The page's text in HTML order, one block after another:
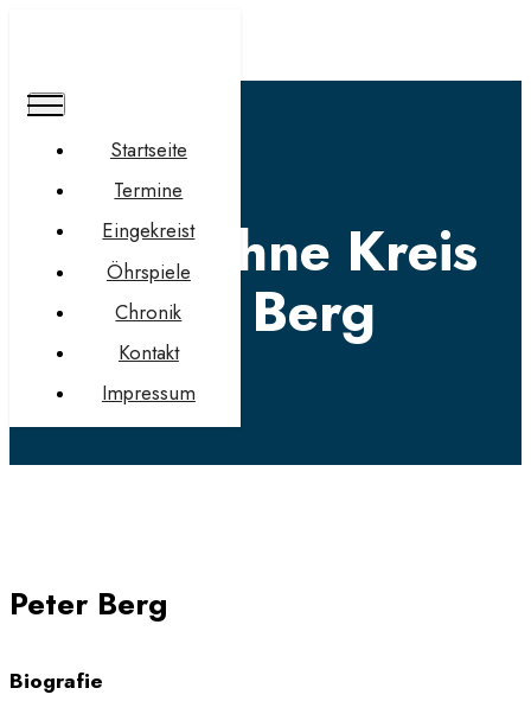
Startseite
Termine
Eingekreist
Öhrspiele
Chronik
Kontakt
Impressum
Lesebühne Kreis
mit Berg
Peter Berg
Biografie